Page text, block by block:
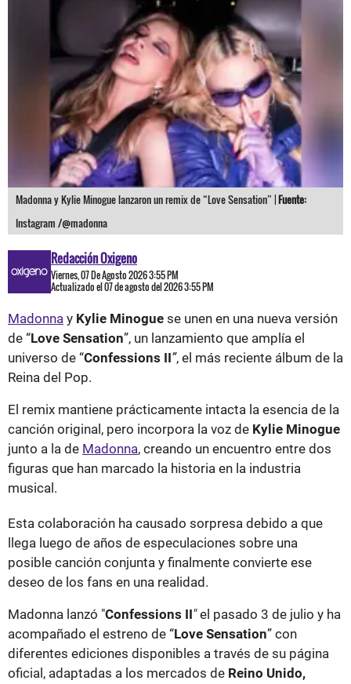
Madonna y Kylie Minogue lanzaron un remix de “Love Sensation” |Fuente:
Instagram /@madonna
Redacción Oxigeno
Viernes, 07 De Agosto 2026 3:55 PM
Actualizado el 07 de agosto del 2026 3:55 PM
Madonna y Kylie Minogue se unen en una nueva versión
de “Love Sensation”, un lanzamiento que amplía el
universo de “Confessions II”, el más reciente álbum de la
Reina del Pop.
El remix mantiene prácticamente intacta la esencia de la
canción original, pero incorpora la voz de Kylie Minogue
junto a la de Madonna, creando un encuentro entre dos
figuras que han marcado la historia en la industria
musical.
Esta colaboración ha causado sorpresa debido a que
llega luego de años de especulaciones sobre una
posible canción conjunta y finalmente convierte ese
deseo de los fans en una realidad.
Madonna lanzó "Confessions II"el pasado 3 de julio y ha
acompañado el estreno de “Love Sensation” con
diferentes ediciones disponibles a través de su página
oficial, adaptadas a los mercados de Reino Unido,